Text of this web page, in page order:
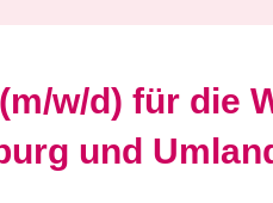
w/d) für die
und